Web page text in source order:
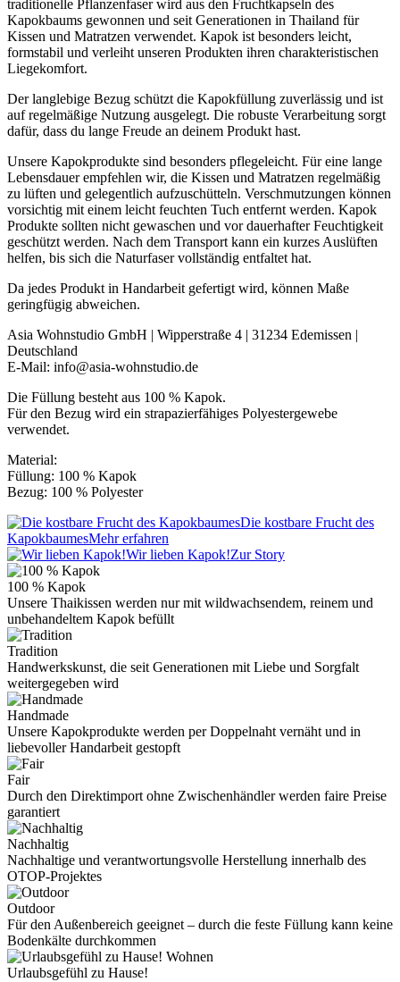
traditionelle Pflanzenfaser wird aus den Fruchtkapseln des
Kapokbaums gewonnen und seit Generationen in Thailand für
Kissen und Matratzen verwendet. Kapok ist besonders leicht,
formstabil und verleiht unseren Produkten ihren charakteristischen
Liegekomfort.
Der langlebige Bezug schützt die Kapokfüllung zuverlässig und ist
auf regelmäßige Nutzung ausgelegt. Die robuste Verarbeitung sorgt
dafür, dass du lange Freude an deinem Produkt hast.
Unsere Kapokprodukte sind besonders pflegeleicht. Für eine lange
Lebensdauer empfehlen wir, die Kissen und Matratzen regelmäßig
zu lüften und gelegentlich aufzuschütteln. Verschmutzungen können
vorsichtig mit einem leicht feuchten Tuch entfernt werden. Kapok
Produkte sollten nicht gewaschen und vor dauerhafter Feuchtigkeit
geschützt werden. Nach dem Transport kann ein kurzes Auslüften
helfen, bis sich die Naturfaser vollständig entfaltet hat.
Da jedes Produkt in Handarbeit gefertigt wird, können Maße
geringfügig abweichen.
Asia Wohnstudio GmbH | Wipperstraße 4 | 31234 Edemissen |
Deutschland
E-Mail: info@asia-wohnstudio.de
Die Füllung besteht aus 100 % Kapok.
Für den Bezug wird ein strapazierfähiges Polyestergewebe
verwendet.
Material:
Füllung: 100 % Kapok
Bezug: 100 % Polyester
Die kostbare Frucht des
KapokbaumesMehr erfahren
Wir lieben Kapok!Zur Story
100 % Kapok
Unsere Thaikissen werden nur mit wildwachsendem, reinem und
unbehandeltem Kapok befüllt
Tradition
Handwerkskunst, die seit Generationen mit Liebe und Sorgfalt
weitergegeben wird
Handmade
Unsere Kapokprodukte werden per Doppelnaht vernäht und in
liebevoller Handarbeit gestopft
Fair
Durch den Direktimport ohne Zwischenhändler werden faire Preise
garantiert
Nachhaltig
Nachhaltige und verantwortungsvolle Herstellung innerhalb des
OTOP-Projektes
Outdoor
Für den Außenbereich geeignet – durch die feste Füllung kann keine
Bodenkälte durchkommen
Wohnen
Urlaubsgefühl zu Hause!